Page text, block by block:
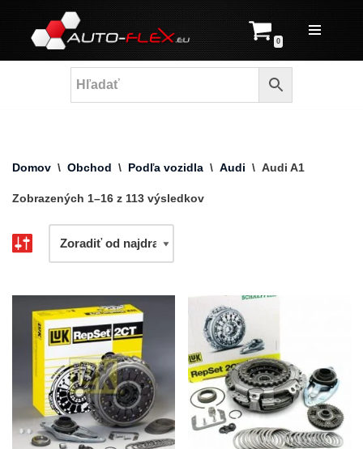
Prejsť
na
0
Domov \ Obchod \ Podľa vozidla \ Audi \ Audi A1
Zobrazených 1–16 z 113 výsledkov